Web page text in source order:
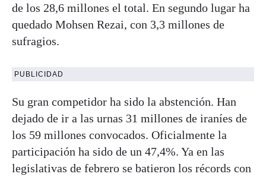
de los 28,6 millones el total. En segundo lugar ha
quedado Mohsen Rezai, con 3,3 millones de
sufragios.
PUBLICIDAD
Su gran competidor ha sido la abstención. Han
dejado de ir a las urnas 31 millones de iraníes de
los 59 millones convocados. Oficialmente la
participación ha sido de un 47,4%. Ya en las
legislativas de febrero se batieron los récords con